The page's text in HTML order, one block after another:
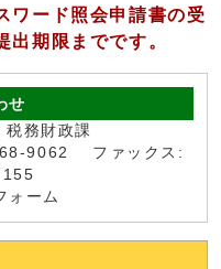
ワード照会申請書の受
出期限までです。
せ
務財政課
9062 ファックス:
ォーム